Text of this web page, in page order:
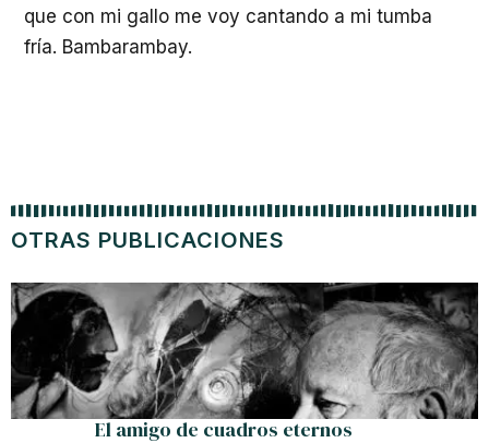
que con mi gallo me voy cantando a mi tumba
fría. Bambarambay.
OTRAS PUBLICACIONES
El amigo de cuadros eternos